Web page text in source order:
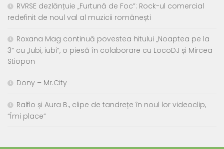
RVRSE dezlănțuie „Furtună de Foc”: Rock-ul comercial
redefinit de noul val al muzicii românești
Roxana Mag continuă povestea hitului „Noaptea pe la
3” cu „Iubi, iubi”, o piesă în colaborare cu LocoDJ și Mircea
Stiopon
Dony – Mr.City
Ralflo și Aura B., clipe de tandrețe în noul lor videoclip,
“Îmi place”